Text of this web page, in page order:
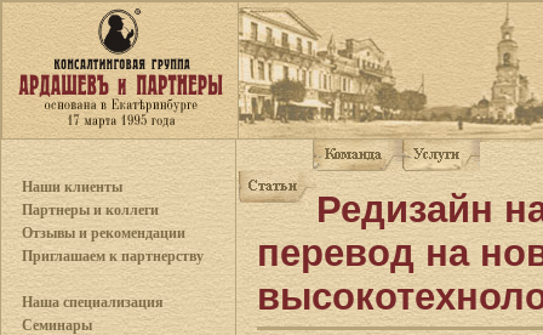
Наши клиенты
Партнеры и коллеги
Отзывы и рекомендации
Приглашаем к партнерству
Наша специализация
Семинары
Редизайн
перевод на